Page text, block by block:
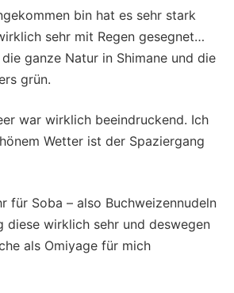
bin hat es sehr stark
sehr mit Regen gesegnet…
ganze Natur in Shimane und die
grün.
war wirklich beeindruckend. Ich
Wetter ist der Spaziergang
für Soba – also Buchweizennudeln
diese wirklich sehr und deswegen
als Omiyage für mich